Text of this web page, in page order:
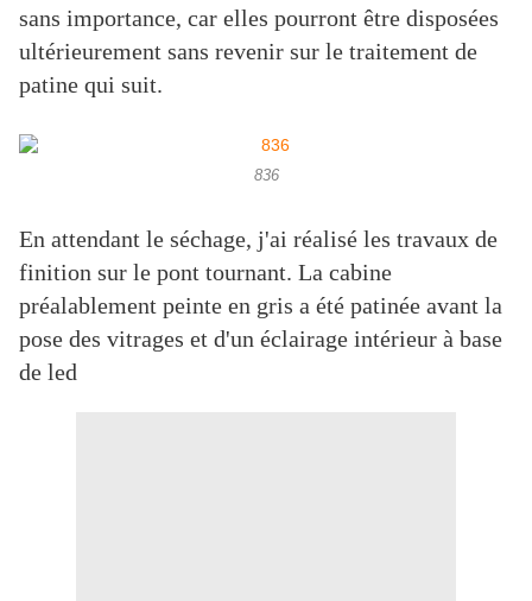
sans importance, car elles pourront être disposées
ultérieurement sans revenir sur le traitement de
patine qui suit.
836
En attendant le séchage, j'ai réalisé les travaux de
finition sur le pont tournant. La cabine
préalablement peinte en gris a été patinée avant la
pose des vitrages et d'un éclairage intérieur à base
de led